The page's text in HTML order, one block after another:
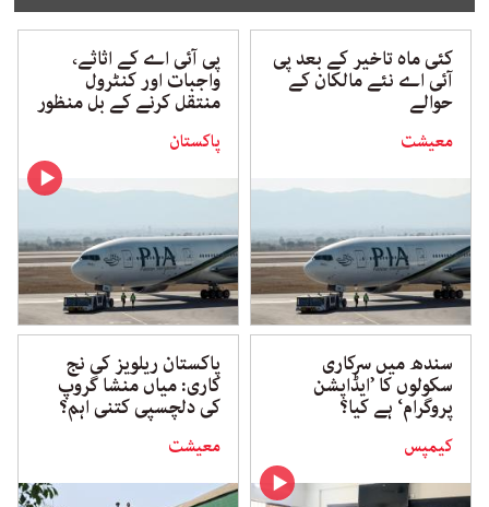
کئی ماہ تاخیر کے بعد پی
آئی اے نئے مالکان کے
حوالے
معیشت
پی آئی اے کے اثاثے،
واجبات اور کنٹرول
منتقل کرنے کے بل منظور
پاکستان
سندھ میں سرکاری
سکولوں کا ’ایڈاپشن
پروگرام‘ ہے کیا؟
کیمپس
پاکستان ریلویز کی نج
کاری: میاں منشا گروپ
کی دلچسپی کتنی اہم؟
معیشت